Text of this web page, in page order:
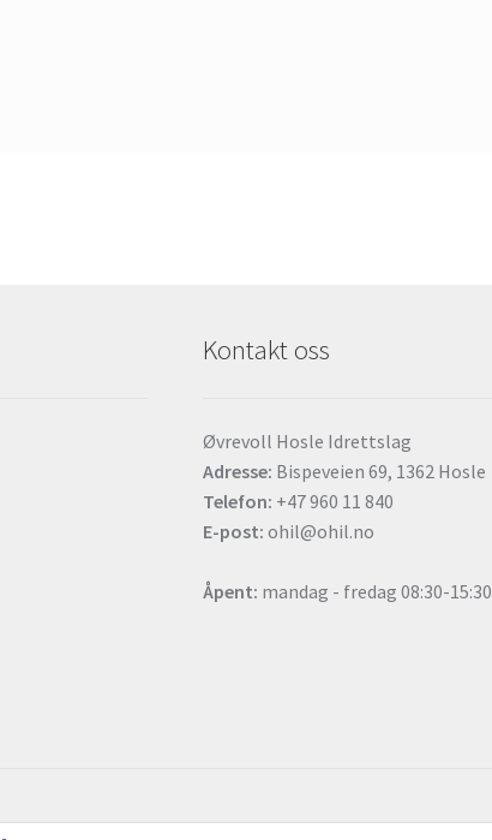
Kontakt oss
Øvrevoll Hosle Idrettslag
Adresse: Bispeveien 69, 1362 Hosle
Telefon: +47 960 11 840
E-post: ohil@ohil.no
Åpent: mandag - fredag 08:30-15:30